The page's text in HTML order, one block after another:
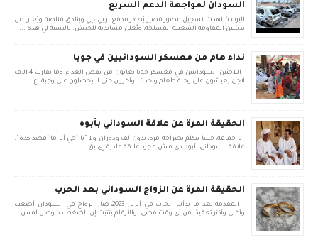
السودان لمواجهة الدعم السريع
اليوم شاهدت تسجيل مصور قصير يُظهر مدفع آر بي جي وبنادق قناصة ويُعلن عن
تدشين المقاومة الشعبية المسلحة، ويُعلن مساندته للجيش. بالنسبة لي هذه ...
نداء هام من معسكر السودانيين في جوبا
اللاجئين السودانيين في معسكر جوبا يعانون من نقص الغذاء وما يقارب 4 الاف
لاجئ يعيشون على وجبة طعام واحدة. وأخرون حتى لا يحصلون على وجبة. ع...
الحقيقة المرة عن علاقة السوداني بأبوه
يا جماعة، خلينا نتكلم بصراحة مرة، بدون لف ودوران ولا "يا أخي أنا ما أقصد كده".
علاقة السوداني بأبوه دي مش مجرد علاقة عادية زي بق...
الحقيقة المرة عن الزواج السوداني بعد الحرب
المقدمة بعد ما بدأت الحرب في أبريل 2023، صار الزواج في السودان أصعب
وأغلى وأكثر تعقيدًا من أي وقت مضى. والأرقام بتثبت إن الضغط ده وصل لمس...